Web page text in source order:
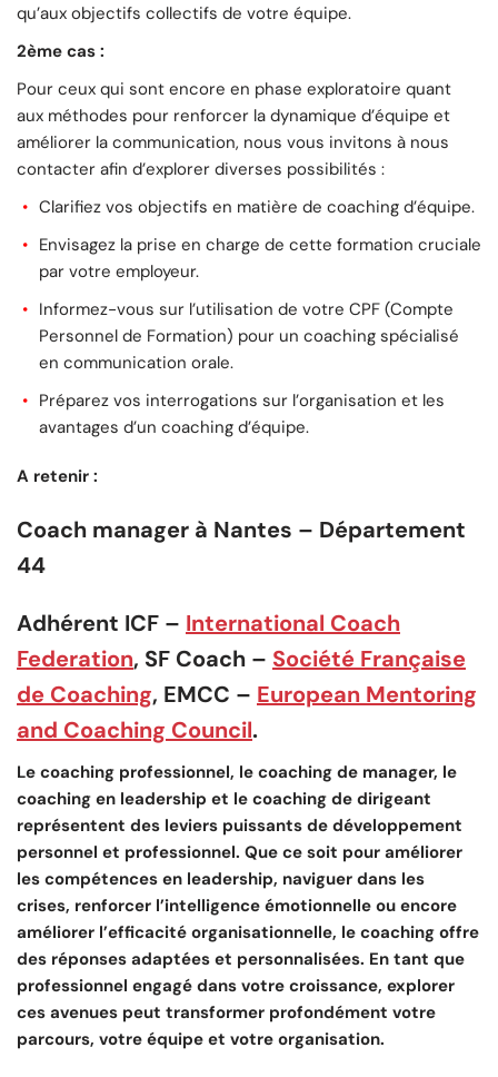
qu’aux objectifs collectifs de votre équipe.
2ème cas :
Pour ceux qui sont encore en phase exploratoire quant
aux méthodes pour renforcer la dynamique d’équipe et
améliorer la communication, nous vous invitons à nous
contacter afin d’explorer diverses possibilités :
Clarifiez vos objectifs en matière de coaching d’équipe.
Envisagez la prise en charge de cette formation cruciale
par votre employeur.
Informez-vous sur l’utilisation de votre CPF (Compte
Personnel de Formation) pour un coaching spécialisé
en communication orale.
Préparez vos interrogations sur l’organisation et les
avantages d’un coaching d’équipe.
A retenir :
Coach manager à Nantes – Département
44
Adhérent ICF – International Coach
Federation, SF Coach – Société Française
de Coaching, EMCC – European Mentoring
and Coaching Council.
Le coaching professionnel, le coaching de manager, le
coaching en leadership et le coaching de dirigeant
représentent des leviers puissants de développement
personnel et professionnel. Que ce soit pour améliorer
les compétences en leadership, naviguer dans les
crises, renforcer l’intelligence émotionnelle ou encore
améliorer l’efficacité organisationnelle, le coaching offre
des réponses adaptées et personnalisées. En tant que
professionnel engagé dans votre croissance, explorer
ces avenues peut transformer profondément votre
parcours, votre équipe et votre organisation.